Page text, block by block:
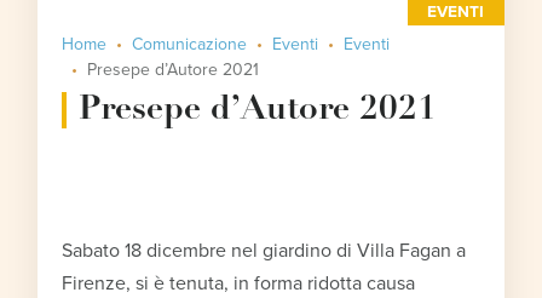
Home Comunicazione Eventi
Eventi
Presepe d’Autore 2021
Presepe d’Autore 2021
EVENTI
Sabato 18 dicembre nel giardino di Villa Fagan a
Firenze, si è tenuta, in forma ridotta causa